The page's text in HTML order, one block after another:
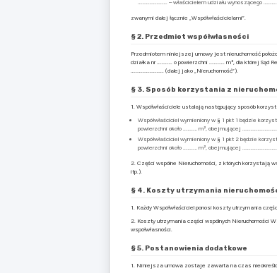
……………………. – właścicielem udziału wynoszącego
zwanymi dalej łącznie „Współwłaścicielami”.
§ 2. Przedmiot współwłasności
Przedmiotem niniejszej umowy jest nieruchomość
działka nr …………. o powierzchni …………. m², dla której Sąd
………………………. (dalej jako „Nieruchomość”).
§ 3. Sposób korzystania z
1. Współwłaściciele ustalają następujący sposób
Współwłaściciel wymieniony w § 1 pkt 1 będzie
powierzchni około ………… m², obejmującej
Współwłaściciel wymieniony w § 1 pkt 2 będzie
powierzchni około ………… m², obejmującej
2. Części wspólne Nieruchomości, z których korzystają
itp.).
§ 4. Koszty utrzymania
1. Każdy Współwłaściciel ponosi koszty utrzymania
2. Koszty utrzymania części wspólnych Nieruchomości
współwłasności.
§ 5. Postanowienia dodatkowe
1. Niniejsza umowa zostaje zawarta na czas